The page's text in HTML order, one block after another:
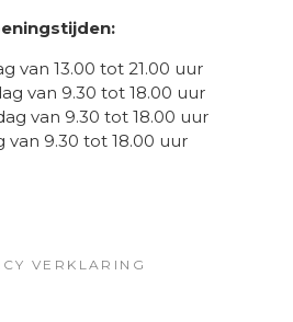
van 13.00 tot 21.00 uur
van 9.30 tot 18.00 uur
van 9.30 tot 18.00 uur
van 9.30 tot 18.00 uur
VERKLARING